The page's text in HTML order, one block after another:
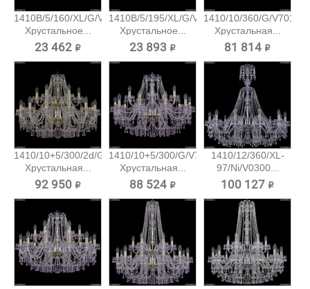
1410B/5/160/XL/G/V7010
Хрустальное...
23 462 ₽
1410B/5/195/XL/G/V7010
Хрустальное...
23 893 ₽
1410/10/360/G/V7010
Хрустальная...
81 814 ₽
1410/10+5/300/2d/G/V7010
Хрустальная...
92 950 ₽
1410/10+5/300/G/V7010
Хрустальная...
88 524 ₽
1410/12/360/XL-
97/Ni/V0300...
100 127 ₽